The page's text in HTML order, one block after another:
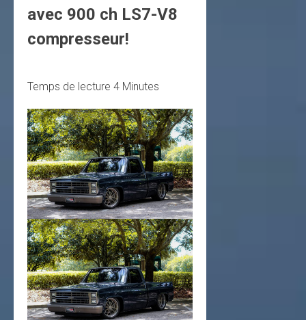
avec 900 ch LS7-V8
compresseur!
Temps de lecture 4 Minutes